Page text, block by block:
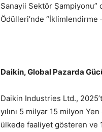
Sanayii Sektör Şampiyonu”
Ödülleri’nde “İklimlendirme
Daikin, Global Pazarda
Daikin Industries Ltd.,
yılını 5 milyar 15 milyon
ülkede faaliyet gösteren ve